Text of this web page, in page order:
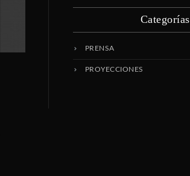
Categorías
PRENSA
PROYECCIONES